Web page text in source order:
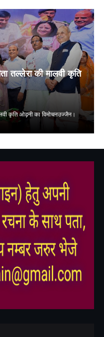
तल्लेरा की मालवी कृति
कृति ओढ़नी का विमोचनउज्जैन।